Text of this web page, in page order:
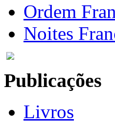
Ordem
Noites
Publicações
Livros